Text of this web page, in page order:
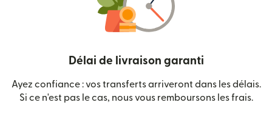
Délai de livraison garanti
Ayez confiance : vos transferts arriveront dans les délais.
Si ce n'est pas le cas, nous vous remboursons les frais.